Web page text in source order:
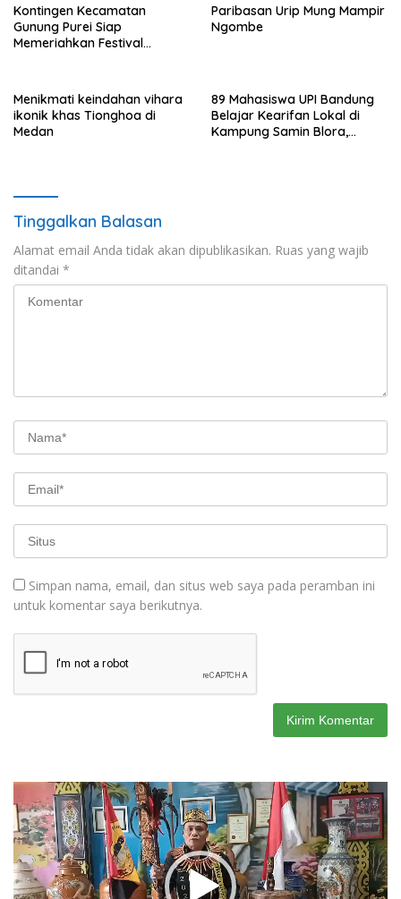
Kontingen Kecamatan
Gunung Purei Siap
Memeriahkan Festival
Paribasan Urip Mung Mampir
Ngombe
Menikmati keindahan vihara
ikonik khas Tionghoa di
Medan
89 Mahasiswa UPI Bandung
Belajar Kearifan Lokal di
Kampung Samin Blora,
Tinggalkan Balasan
Alamat email Anda tidak akan dipublikasikan. Ruas yang wajib
ditandai *
Simpan nama, email, dan situs web saya pada peramban ini
untuk komentar saya berikutnya.
Pemutar
Video